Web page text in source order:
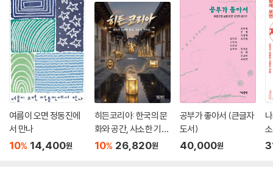
여름이 오면 정동진에
서 만나
10% 14,400원
히든코리아: 한국의 문
화와 공간, 사소한 기적
들
10% 26,820원
공부가 좋아서 (큰글자
도서)
40,000원